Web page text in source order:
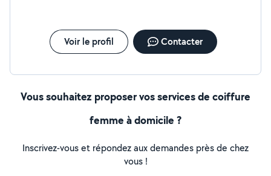
Le lendemain à 8h30 pendant que j'attendais mon bus pour
aller au travail, je reçois un deuxième SMS de Madame Dainie
qui me dit qu'elle n'est plus intéressé par ce travail, elle arrête
Voir le profil Contacter
Vous souhaitez proposer vos services de coiffure
femme à domicile ?
Inscrivez-vous et répondez aux demandes près de chez
vous !